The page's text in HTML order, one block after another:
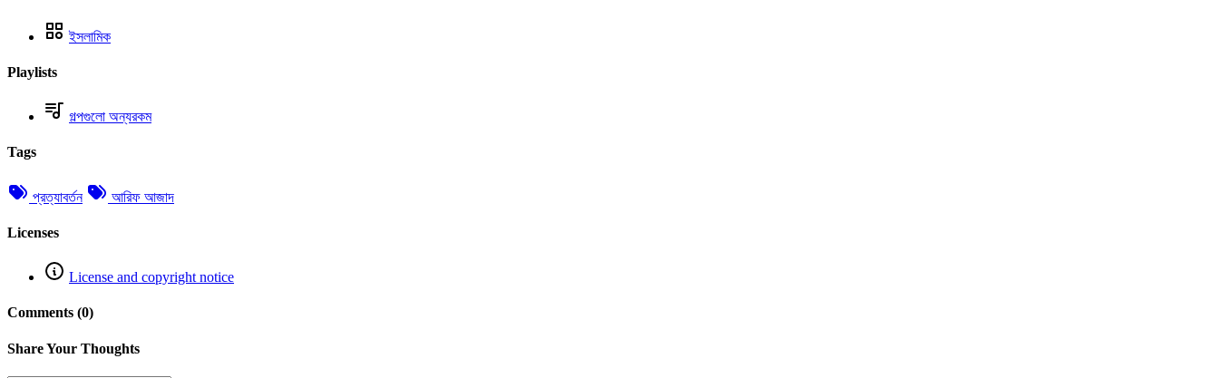
ইসলামিক
Playlists
গল্পগুলো অন্যরকম
Tags
প্রত্যাবর্তন আরিফ আজাদ
Licenses
License and copyright notice
Comments (0)
Share Your Thoughts